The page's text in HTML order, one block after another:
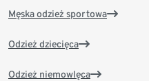
Męska odzież sportowa
Odzież dziecięca
Odzież niemowlęca